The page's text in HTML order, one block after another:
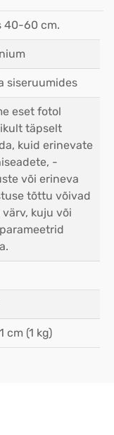
40-60 cm.
siseruumides
eset fotol
täpselt
kuid erinevate
-
või erineva
tõttu võivad
värv, kuju või
cm (1 kg)